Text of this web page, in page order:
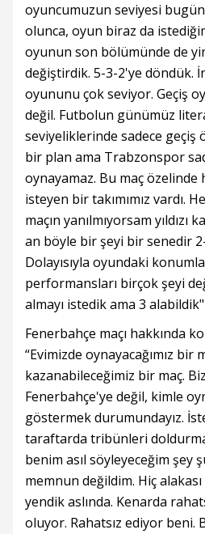
oyuncumuzun seviyesi
olunca, oyun biraz da
oyunun son bölümünde de
değiştirdik. 5-3-2'ye döndük.
oyununu çok seviyor. Geçiş
değil. Futbolun günümüz
seviyeliklerinde sadece geçiş
bir plan ama Trabzonspor
oynayamaz. Bu maç özelinde
isteyen bir takımımız vardı.
maçın yanılmıyorsam
an böyle bir şeyi bir senedir
Dolayısıyla oyundaki
performansları birçok şeyi
almayı istedik ama 3
Fenerbahçe maçı hakkında
“Evimizde oynayacağımız bir
kazanabileceğimiz bir maç.
Fenerbahçe'ye değil, kimle
göstermek durumundayız.
taraftarda tribünleri
benim asıl söyleyeceğim şey
memnun değildim. Hiç
yendik aslında. Kenarda
oluyor. Rahatsız ediyor beni.